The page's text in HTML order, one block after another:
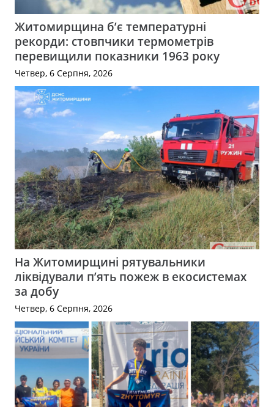
Житомирщина б’є температурні
рекорди: стовпчики термометрів
перевищили показники 1963 року
Четвер, 6 Серпня, 2026
На Житомирщині рятувальники
ліквідували п’ять пожеж в екосистемах
за добу
Четвер, 6 Серпня, 2026